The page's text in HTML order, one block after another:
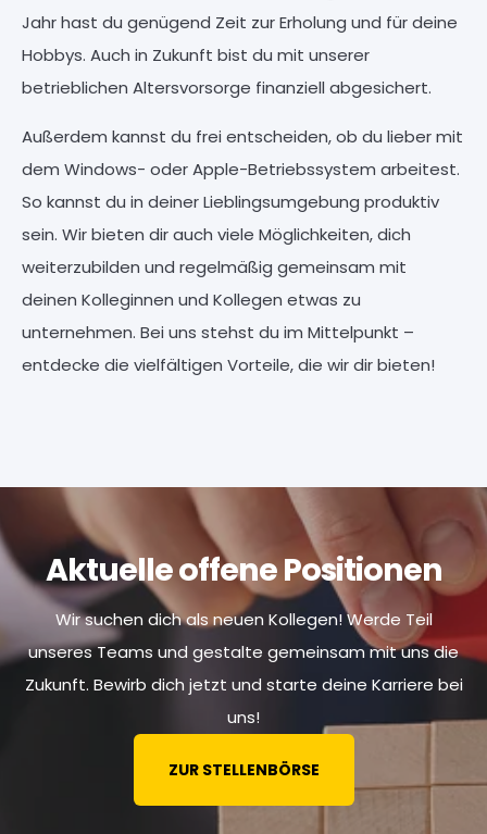
Jahr hast du genügend Zeit zur Erholung und für deine
Hobbys. Auch in Zukunft bist du mit unserer
betrieblichen Altersvorsorge finanziell abgesichert.
Außerdem kannst du frei entscheiden, ob du lieber mit
dem Windows- oder Apple-Betriebssystem arbeitest.
So kannst du in deiner Lieblingsumgebung produktiv
sein. Wir bieten dir auch viele Möglichkeiten, dich
weiterzubilden und regelmäßig gemeinsam mit
deinen Kolleginnen und Kollegen etwas zu
unternehmen. Bei uns stehst du im Mittelpunkt –
entdecke die vielfältigen Vorteile, die wir dir bieten!
Aktuelle offene Positionen
Wir suchen dich als neuen Kollegen! Werde Teil
unseres Teams und gestalte gemeinsam mit uns die
Zukunft. Bewirb dich jetzt und starte deine Karriere bei
uns!
ZUR STELLENBÖRSE